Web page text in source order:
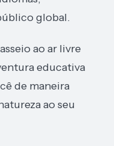
global.
ao ar livre
educativa
de maneira
ao seu